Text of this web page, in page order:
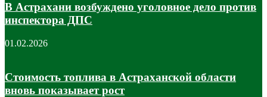
В Астрахани возбуждено уголовное дело против
инспектора ДПС
01.02.2026
Стоимость топлива в Астраханской области
вновь показывает рост